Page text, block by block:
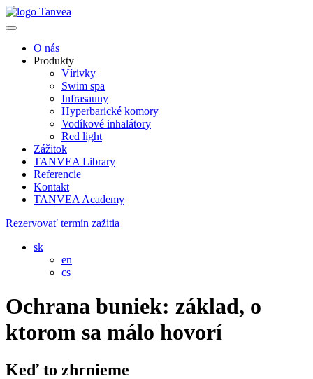
O nás
Produkty
Vírivky
Swim spa
Infrasauny
Hyperbarické komory
Vodíkové inhalátory
Red light
Zážitok
TANVEA Library
Referencie
Kontakt
TANVEA Academy
Rezervovať termín zažitia
sk
en
cs
Ochrana buniek: základ, o
ktorom sa málo hovorí
Keď to zhrnieme